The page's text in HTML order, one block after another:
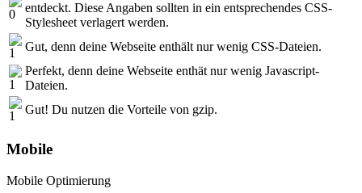
entdeckt. Diese Angaben sollten in ein entsprechendes CSS-
Stylesheet verlagert werden.
Gut, denn deine Webseite enthält nur wenig CSS-Dateien.
Perfekt, denn deine Webseite enthät nur wenig Javascript-
Dateien.
Gut! Du nutzen die Vorteile von gzip.
Mobile
Mobile Optimierung